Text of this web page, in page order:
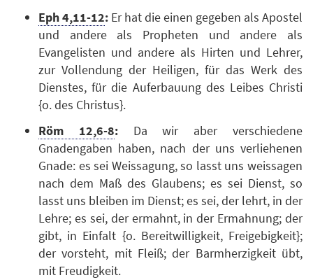
Eph 4,11-12: Er hat die einen gegeben als Apostel
und andere als Propheten und andere als
Evangelisten und andere als Hirten und Lehrer,
zur Vollendung der Heiligen, für das Werk des
Dienstes, für die Auferbauung des Leibes Christi
{o. des Christus}.
Röm 12,6-8:Da wir aber verschiedene
Gnadengaben haben, nach der uns verliehenen
Gnade: es sei Weissagung, so lasst uns weissagen
nach dem Maß des Glaubens; es sei Dienst, so
lasst uns bleiben im Dienst; es sei, der lehrt, in der
Lehre; es sei, der ermahnt, in der Ermahnung; der
gibt, in Einfalt {o. Bereitwilligkeit, Freigebigkeit};
der vorsteht, mit Fleiß; der Barmherzigkeit übt,
mit Freudigkeit.